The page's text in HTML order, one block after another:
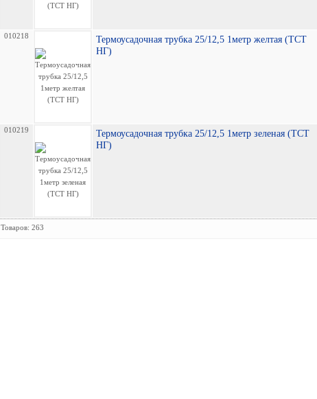
010218
Термоусадочная трубка 25/12,5 1метр желтая (TCT
НГ)
010219
Термоусадочная трубка 25/12,5 1метр зеленая (TCT
НГ)
Товаров: 263